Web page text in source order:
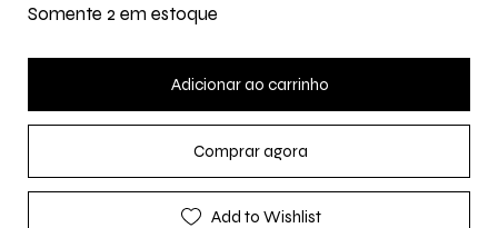
Somente 2 em estoque
Adicionar ao carrinho
Comprar agora
Add to Wishlist